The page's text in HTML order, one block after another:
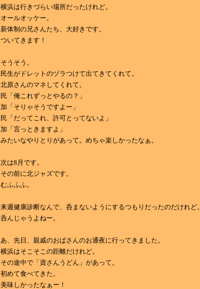
横浜は行きづらい場所だったけれど。
オールオッケー。
新体制の兄さんたち、大好きです。
ついてきます！
そうそう。
民生がドレットのヅラつけて出てきてくれて。
北原さんのマネしてくれて。
民「俺これずっとやるの？」
加「そりゃそうですよー」
民「だってこれ、許可とってないよ」
加「言っときますよ」
みたいなやりとりがあって。めちゃ楽しかったなぁ。
次は8月です。
その前に北ジャズです。
むふふふ。
来週健康診断なんで、呑まないようにするつもりだったのだけれど。
呑んじゃうよねー。
あ、先日、親戚のおばさんのお通夜に行ってきました。
横浜はそこそこの距離だけれど。
その途中で「資さんうどん」があって。
初めて食べてきた。
美味しかったなぁー！